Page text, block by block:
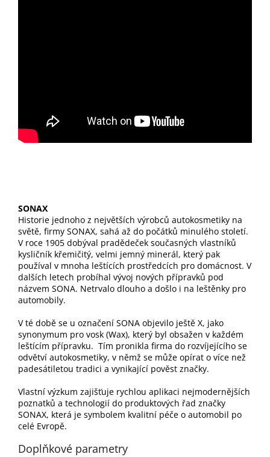
SONAX
Historie jednoho z největších výrobců autokosmetiky na
světě, firmy SONAX, sahá až do počátků minulého století.
V roce 1905 dobýval pradědeček současných vlastníků
kysličník křemičitý, velmi jemný minerál, který pak
používal v mnoha leštících prostředcích pro domácnost. V
dalších letech probíhal vývoj nových přípravků pod
názvem SONA. Netrvalo dlouho a došlo i na leštěnky pro
automobily.
V té době se u označení SONA objevilo ještě X, jako
synonymum pro vosk (Wax), který byl obsažen v každém
leštícím přípravku. Tím pronikla firma do rozvíjejícího se
odvětví autokosmetiky, v němž se může opírat o více než
padesátiletou tradici a vynikající pověst značky.
Vlastní výzkum zajišťuje rychlou aplikaci nejmodernějších
poznatků a technologií do produktových řad značky
SONAX, která je symbolem kvalitní péče o automobil po
celé Evropě.
Doplňkové parametry